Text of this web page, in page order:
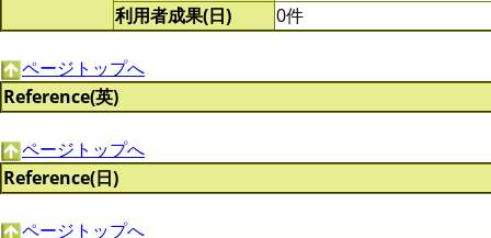
利用者成果(日)
0件
ページトップへ
Reference(英)
ページトップへ
Reference(日)
ページトップへ